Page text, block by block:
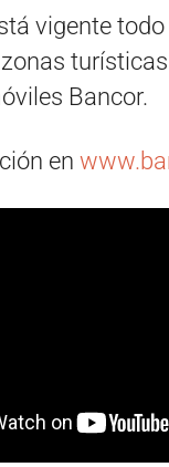
vigente todo
Bancor.
en